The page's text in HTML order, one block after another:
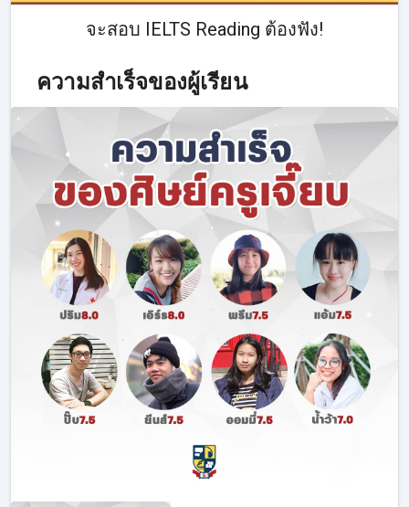
จะสอบ IELTS Reading ต้องฟัง!
ความสำเร็จของผู้เรียน